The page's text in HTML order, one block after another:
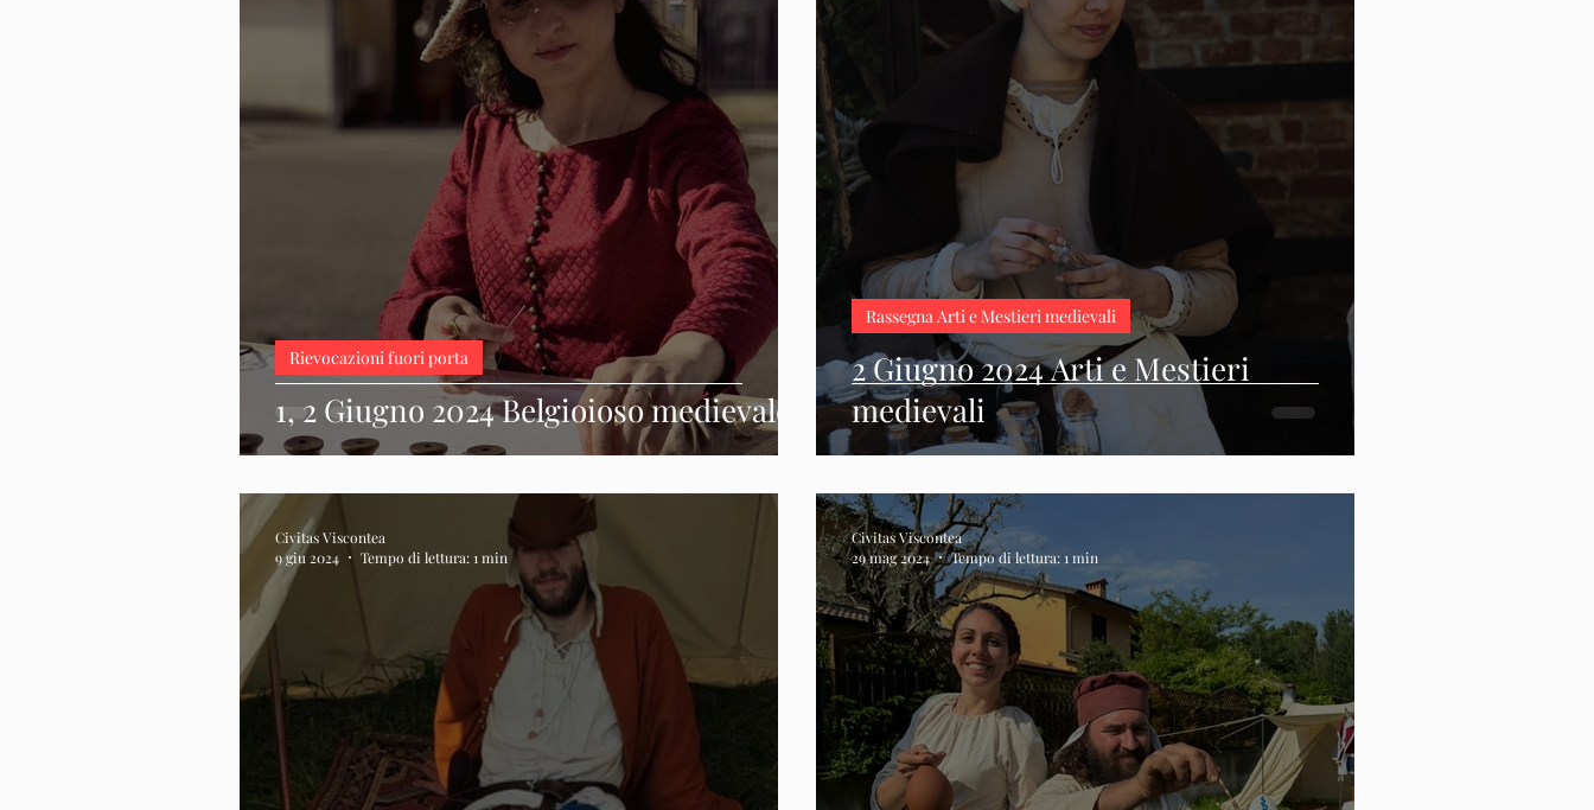
1, 2 Giugno 2024 Belgioioso medievale
Rievocazioni fuori porta
2 Giugno 2024 Arti e Mestieri
medievali
Rassegna Arti e Mestieri medievali
Civitas Viscontea
9 giu 2024
Tempo di lettura: 1 min
Civitas Viscontea
29 mag 2024
Tempo di lettura: 1 min